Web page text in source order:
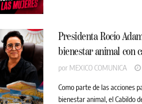
Presidenta Rocío
bienestar animal con
por MEXICO COMUNICA
Como parte de las acciones
bienestar animal, el Cabildo